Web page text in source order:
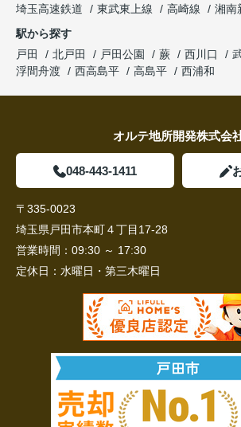
埼玉高速鉄道
東武東上線 高崎線
湘南
駅から探す
戸田
北戸田 戸田公園 蕨 西川口
浮間舟渡
西高島平 高島平 西浦和
オルテ地所開発株式会
048-443-1411
〒335-0023
埼玉県戸田市本町４丁目17-28
営業時間： 09:30 ～ 17:30
定休日： 水曜日・第三木曜日